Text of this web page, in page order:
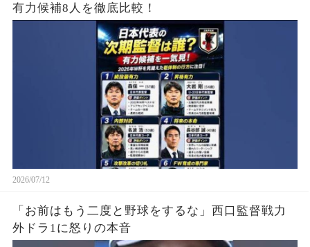
有力候補8人を徹底比較！
2026/07/12
「お前はもう二度と野球をするな」西口監督戦力
外ドラ1に怒りの本音